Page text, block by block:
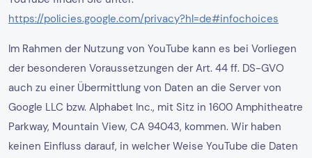
https://policies.google.com/privacy?hl=de#infochoices
Im Rahmen der Nutzung von YouTube kann es bei Vorliegen
der besonderen Voraussetzungen der Art. 44 ff. DS-GVO
auch zu einer Übermittlung von Daten an die Server von
Google LLC bzw. Alphabet Inc., mit Sitz in 1600 Amphitheatre
Parkway, Mountain View, CA 94043, kommen. Wir haben
keinen Einfluss darauf, in welcher Weise YouTube die Daten